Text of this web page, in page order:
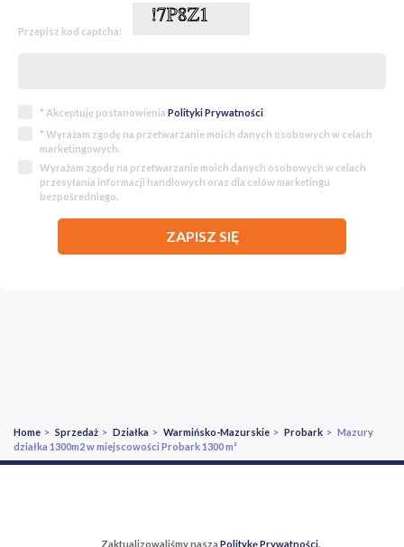
Przepisz kod captcha:
* Akceptuję postanowienia Polityki Prywatności.
* Wyrażam zgodę na przetwarzanie moich danych osobowych w celach
marketingowych.
Wyrażam zgodę na przetwarzanie moich danych osobowych w celach
przesyłania informacji handlowych oraz dla celów marketingu
bezpośredniego.
ZAPISZ SIĘ
Home > Sprzedaż > Działka > Warmińsko-Mazurskie > Probark > Mazury
działka 1300m2 w miejscowości Probark 1300 m²
Zaktualizowaliśmy naszą Politykę Prywatności.